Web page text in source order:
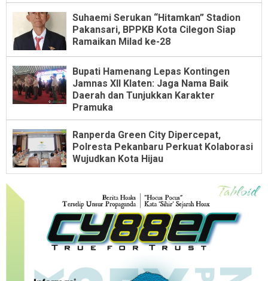
Suhaemi Serukan “Hitamkan” Stadion
Pakansari, BPPKB Kota Cilegon Siap
Ramaikan Milad ke-28
Bupati Hamenang Lepas Kontingen
Jamnas XII Klaten: Jaga Nama Baik
Daerah dan Tunjukkan Karakter
Pramuka
Ranperda Green City Dipercepat,
Polresta Pekanbaru Perkuat Kolaborasi
Wujudkan Kota Hijau